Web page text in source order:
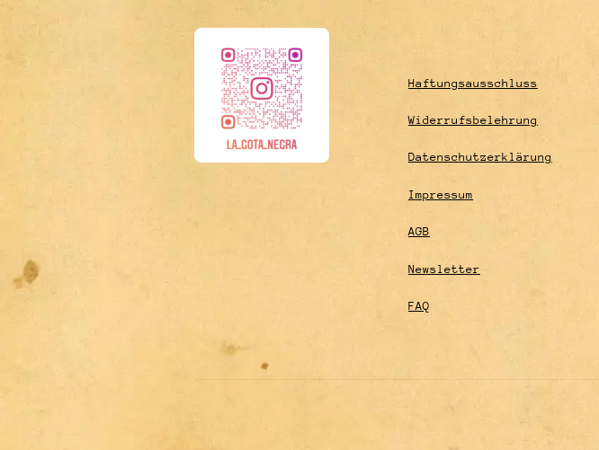
Haftungsausschluss
Widerrufsbelehrung
Datenschutzerklärung
Impressum
AGB
Newsletter
FAQ